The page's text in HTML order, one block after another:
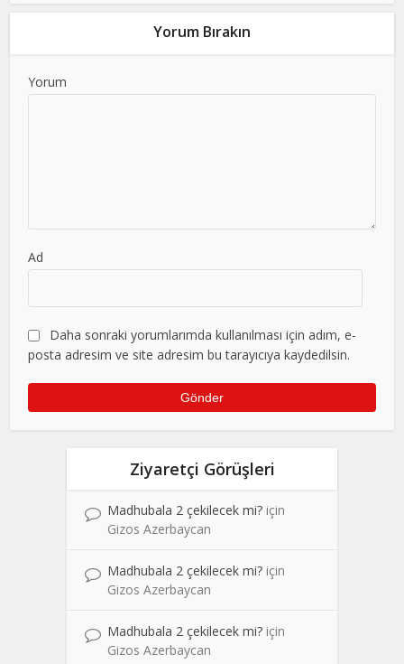
Yorum Bırakın
Yorum
Ad
Daha sonraki yorumlarımda kullanılması için adım, e-
posta adresim ve site adresim bu tarayıcıya kaydedilsin.
Ziyaretçi Görüşleri
Madhubala 2 çekilecek mi? için
Gizos Azerbaycan
Madhubala 2 çekilecek mi? için
Gizos Azerbaycan
Madhubala 2 çekilecek mi? için
Gizos Azerbaycan